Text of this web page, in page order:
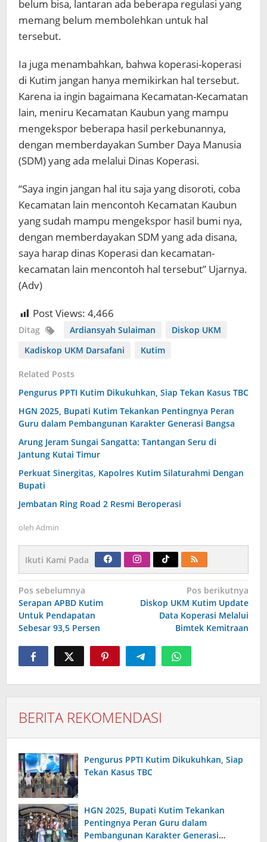
belum bisa, lantaran ada beberapa regulasi yang
memang belum membolehkan untuk hal
tersebut.
Ia juga menambahkan, bahwa koperasi-koperasi
di Kutim jangan hanya memikirkan hal tersebut.
Karena ia ingin bagaimana Kecamatan-Kecamatan
lain, meniru Kecamatan Kaubun yang mampu
mengekspor beberapa hasil perkebunannya,
dengan memberdayakan Sumber Daya Manusia
(SDM) yang ada melalui Dinas Koperasi.
“Saya ingin jangan hal itu saja yang disoroti, coba
Kecamatan lain mencontoh Kecamatan Kaubun
yang sudah mampu mengekspor hasil bumi nya,
dengan memberdayakan SDM yang ada disana,
saya harap dinas Koperasi dan kecamatan-
kecamatan lain mencontoh hal tersebut” Ujarnya.
(Adv)
Post Views: 4,466
Ditag Ardiansyah Sulaiman
Diskop UKM
Kadiskop UKM Darsafani
Kutim
Related Posts
Pengurus PPTI Kutim Dikukuhkan, Siap Tekan Kasus TBC
HGN 2025, Bupati Kutim Tekankan Pentingnya Peran
Guru dalam Pembangunan Karakter Generasi Bangsa
Arung Jeram Sungai Sangatta: Tantangan Seru di
Jantung Kutai Timur
Perkuat Sinergitas, Kapolres Kutim Silaturahmi Dengan
Bupati
Jembatan Ring Road 2 Resmi Beroperasi
oleh Admin
Ikuti Kami Pada
Navigasi
pos
Pos sebelumnya
Serapan APBD Kutim
Untuk Pendapatan
Sebesar 93,5 Persen
Pos berikutnya
Diskop UKM Kutim Update
Data Koperasi Melalui
Bimtek Kemitraan
BERITA REKOMENDASI
Pengurus PPTI Kutim Dikukuhkan, Siap
Tekan Kasus TBC
HGN 2025, Bupati Kutim Tekankan
Pentingnya Peran Guru dalam
Pembangunan Karakter Generasi